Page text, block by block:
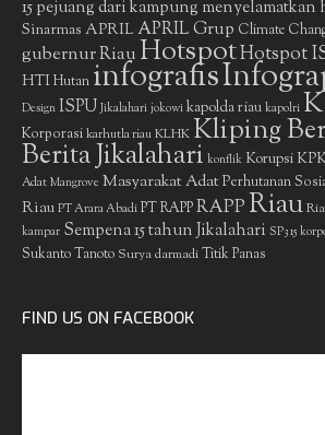
15 pejuang dari kampung
Sinarmas APRIL APRIL Grup Climate
gubernur RiauHotspotHotspot
HTIHutan infografis
Design ISPU Jikalahari jokowi kapolda riau kapolri
Korporasikarhutla riauKLHKKliping
Berita Jikalahari konflik Korupsi
Adat Mangrove Masyarakat AdatPerhutanan
Riau PT Arara Abadi PT RAPPRAPPRiau
kampar Sempena 15 tahun Jikalahari SP3 15
Sukanto Tanoto Surya darmadiTitik Panas
FIND US ON FACEBOOK